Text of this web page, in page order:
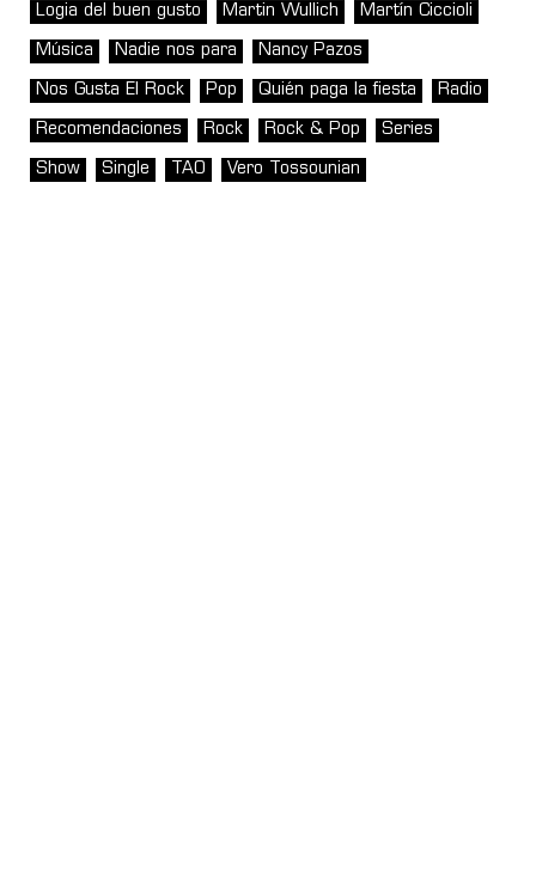
Logia del buen gusto Martin Wullich Martín Ciccioli
Música Nadie nos para Nancy Pazos
Nos Gusta El Rock Pop Quién paga la fiesta Radio
Recomendaciones Rock Rock & Pop Series
Show Single TAO Vero Tossounian